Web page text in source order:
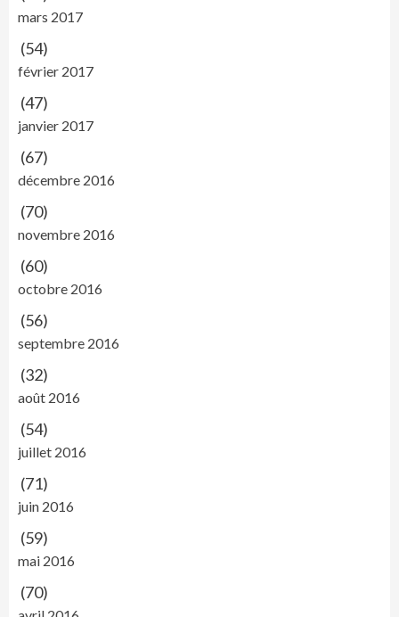
mars 2017
(54)
février 2017
(47)
janvier 2017
(67)
décembre 2016
(70)
novembre 2016
(60)
octobre 2016
(56)
septembre 2016
(32)
août 2016
(54)
juillet 2016
(71)
juin 2016
(59)
mai 2016
(70)